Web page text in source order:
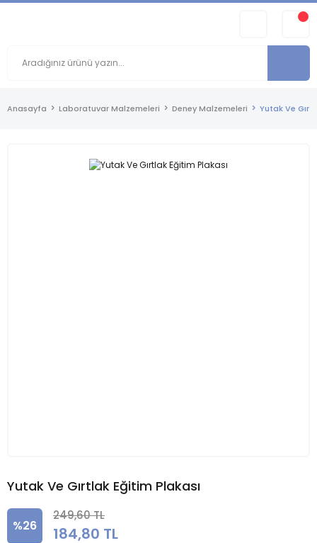
Anasayfa Laboratuvar Malzemeleri Deney Malzemeleri Yutak Ve
Yutak Ve Gırtlak Eğitim Plakası
%26
249,60 TL
184,80 TL